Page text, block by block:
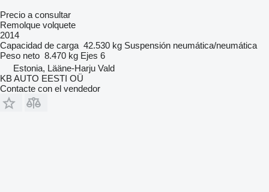
Precio a consultar
Remolque volquete
2014
Capacidad de carga 42.530 kg Suspensión neumática/neumática
Peso neto 8.470 kg Ejes 6
Estonia, Lääne-Harju Vald
KB AUTO EESTI OÜ
Contacte con el vendedor